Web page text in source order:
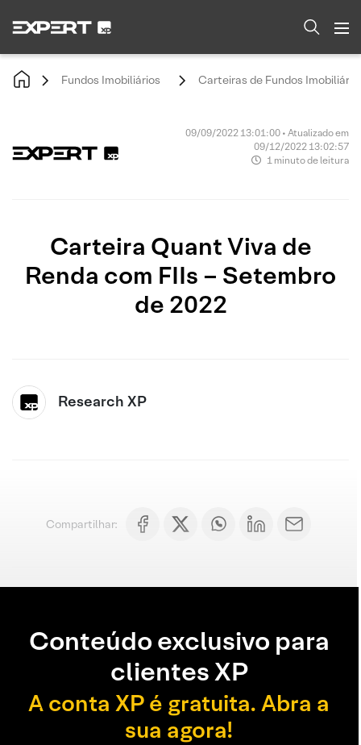
Fundos Imobiliários Carteiras de Fundos
09/09/2022 13:01:00 • Atualizado em
09/12/2022 13:02:57
1 minuto de leitura
Carteira Quant Viva de
Renda com FIIs – Setembro
de 2022
Research XP
Compartilhar:
Conteúdo exclusivo para
clientes XP
A conta XP é gratuita. Abra a
sua agora!